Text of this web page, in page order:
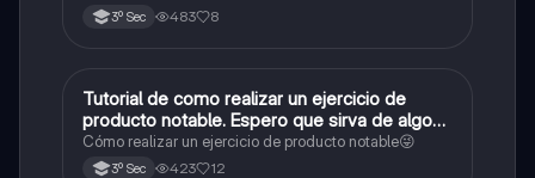
3º Sec 483 8
Matemáticas
Tutorial de como realizar un ejercicio de
producto notable. Espero que sirva de algo💕
😜
Cómo realizar un ejercicio de producto notable😜
3º Sec 423 12